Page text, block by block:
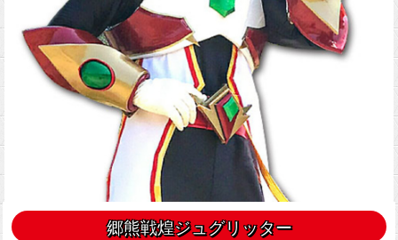
郷熊戦煌ジュグリッター